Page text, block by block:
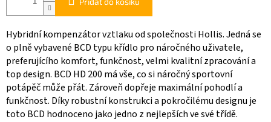
Hybridní kompenzátor vztlaku od společnosti Hollis. Jedná se
o plně vybavené BCD typu křídlo pro náročného uživatele,
preferujícího komfort, funkčnost, velmi kvalitní zpracování a
top design. BCD HD 200 má vše, co si náročný sportovní
potápěč může přát. Zároveň dopřeje maximální pohodlí a
funkčnost. Díky robustní konstrukci a pokročilému designu je
toto BCD hodnoceno jako jedno z nejlepších ve své třídě.